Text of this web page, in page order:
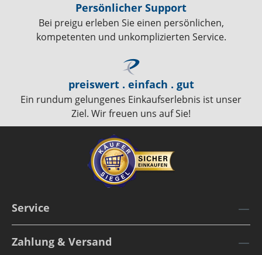
Persönlicher Support
Bei preigu erleben Sie einen persönlichen,
kompetenten und unkomplizierten Service.
preiswert . einfach . gut
Ein rundum gelungenes Einkaufserlebnis ist unser
Ziel. Wir freuen uns auf Sie!
Service
Zahlung & Versand